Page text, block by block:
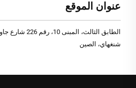
عنوان الموقع
الطابق الثالث،
شنغهاي، الصين